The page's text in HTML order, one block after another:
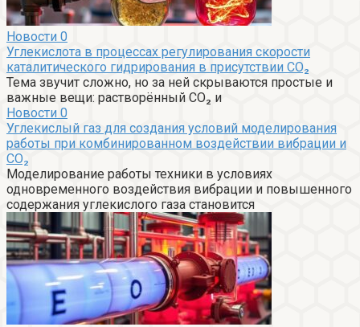
Новости 0
Углекислота в процессах регулирования скорости
каталитического гидрирования в присутствии CO₂
Тема звучит сложно, но за ней скрываются простые и
важные вещи: растворённый CO₂ и
Новости 0
Углекислый газ для создания условий моделирования
работы при комбинированном воздействии вибрации и
CO₂
Моделирование работы техники в условиях
одновременного воздействия вибрации и повышенного
содержания углекислого газа становится